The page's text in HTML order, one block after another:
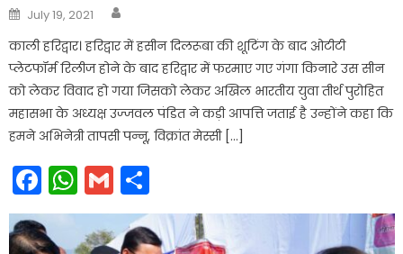
Posted
on
July 19, 2021
काली हरिद्वार। हरिद्वार में हसीन दिलरूबा की शूटिंग के बाद ओटीटी
प्लेटफॉर्म रिलीज होने के बाद हरिद्वार में फरमाए गए गंगा किनारे उस सीन
को लेकर विवाद हो गया जिसको लेकर अखिल भारतीय युवा तीर्थ पुरोहित
महासभा के अध्यक्ष उज्जवल पंडित ने कड़ी आपत्ति जताई है उन्होंने कहा कि
हमने अभिनेत्री तापसी पन्नू, विक्रांत मेस्सी […]
Facebook
WhatsApp
Gmail